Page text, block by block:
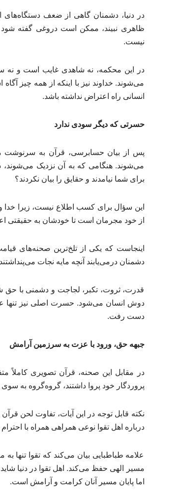
در دنیا، دشمنان گاهی از ضعف
ظاهری نبیند، ممکن است دروغی گفته شود
نیست.
در این محکمه، نه شاهدی غایب است و نه
می‌شوند. خداوند نیز با اینکه از همه چیز
انسانی راه اعتراض نداشته باشد.
حسرتی که دیگر سودی ندارد
پس از بیان حسابرسی، قرآن به سرنوشت
می‌شوند. هنگامی که به آن نزدیک می‌شوند،
برای شما نیامدند و حقایق را بیان نکردند؟
این سؤال برای کسب اطلاع نیست، زیرا خدا
از خود مجرمان است تا خودشان به حقیقتی
اینجاست که یکی از تلخ‌ترین صحنه‌های
دشمنان درمی‌یابند آنچه مایه نجات
قدرت، ثروت، تکبر، لجاجت و دشمنی با حق
دوش انسان می‌شود. حسرت اصلی نیز تنها
دست رفت.
جبهه حق، ورود با عزت به سرزمین آرامش
در مقابل این صحنه، قرآن تصویری کاملاً
پروردگار خود پروا داشتند، گروه‌گروه به
نکته قابل توجه در این آیات، تفاوت لحن
درباره اهل تقوا نوعی همراهی همراه با
علامه طباطبایی بیان می‌کند که تقوا تنها
مسیر الهی حفظ می‌کند. اهل تقوا در دنیا
اما پایان مسیر آنان کرامت و آرامش است.